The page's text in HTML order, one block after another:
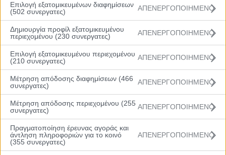
Επιλογή εξατομικευμένων διαφημίσεων
(502 συνεργατες)
ΑΠΕΝΕΡΓΟΠΟΙΗΜΕΝΟ
Δημιουργία προφίλ εξατομικευμένου
περιεχομένου (230 συνεργατες)
ΑΠΕΝΕΡΓΟΠΟΙΗΜΕΝΟ
Επιλογή εξατομικευμένου περιεχομένου
(210 συνεργατες)
ΑΠΕΝΕΡΓΟΠΟΙΗΜΕΝΟ
Μέτρηση απόδοσης διαφημίσεων (466
συνεργατες)
ΑΠΕΝΕΡΓΟΠΟΙΗΜΕΝΟ
Μέτρηση απόδοσης περιεχομένου (255
συνεργατες)
ΑΠΕΝΕΡΓΟΠΟΙΗΜΕΝΟ
Πραγματοποίηση έρευνας αγοράς και
άντληση πληροφοριών για το κοινό
(355 συνεργατες)
ΑΠΕΝΕΡΓΟΠΟΙΗΜΕΝΟ
Menu
Αρχική
Βαθμολογία
Πρόγραμμα
Ομάδες
Νέα
Gallery